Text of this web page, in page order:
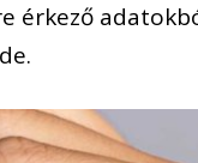
érkező